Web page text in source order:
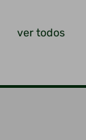
ver todos